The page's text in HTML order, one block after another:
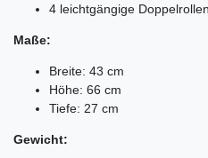
4 leichtgängige Doppelrollen
Maße:
Breite: 43 cm
Höhe: 66 cm
Tiefe: 27 cm
Gewicht: